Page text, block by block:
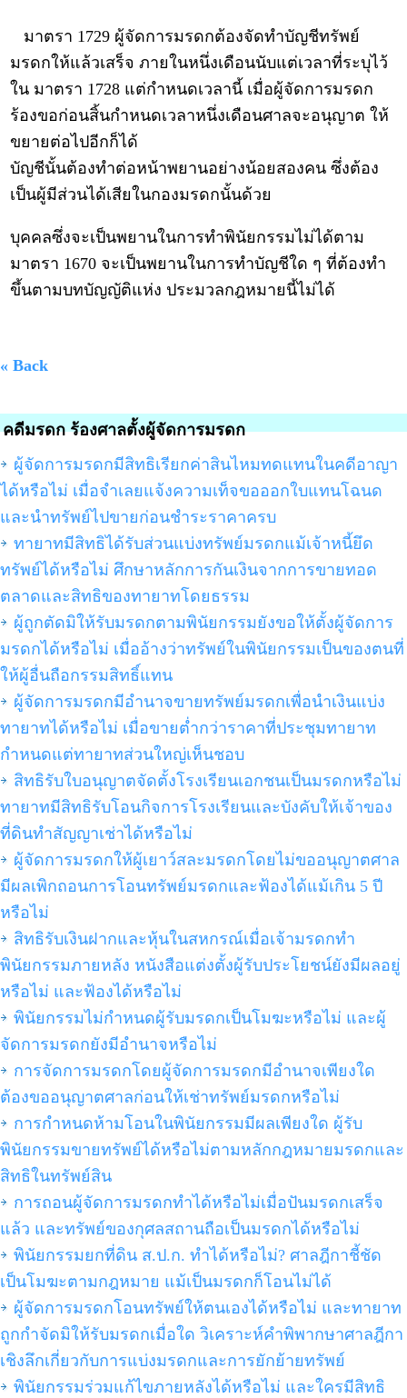
มาตรา 1729 ผู้จัดการมรดกต้องจัดทำบัญชีทรัพย์
มรดกให้แล้วเสร็จ ภายในหนึ่งเดือนนับแต่เวลาที่ระบุไว้
ใน มาตรา 1728 แต่กำหนดเวลานี้ เมื่อผู้จัดการมรดก
ร้องขอก่อนสิ้นกำหนดเวลาหนึ่งเดือนศาลจะอนุญาต ให้
ขยายต่อไปอีกก็ได้
บัญชีนั้นต้องทำต่อหน้าพยานอย่างน้อยสองคน ซึ่งต้อง
เป็นผู้มีส่วนได้เสียในกองมรดกนั้นด้วย
บุคคลซึ่งจะเป็นพยานในการทำพินัยกรรมไม่ได้ตาม
มาตรา 1670 จะเป็นพยานในการทำบัญชีใด ๆ ที่ต้องทำ
ขึ้นตามบทบัญญัติแห่ง ประมวลกฎหมายนี้ไม่ได้
« Back
คดีมรดก ร้องศาลตั้งผู้จัดการมรดก
ผู้จัดการมรดกมีสิทธิเรียกค่าสินไหมทดแทนในคดีอาญา
ได้หรือไม่ เมื่อจำเลยแจ้งความเท็จขอออกใบแทนโฉนด
และนำทรัพย์ไปขายก่อนชำระราคาครบ
ทายาทมีสิทธิได้รับส่วนแบ่งทรัพย์มรดกแม้เจ้าหนี้ยึด
ทรัพย์ได้หรือไม่ ศึกษาหลักการกันเงินจากการขายทอด
ตลาดและสิทธิของทายาทโดยธรรม
ผู้ถูกตัดมิให้รับมรดกตามพินัยกรรมยังขอให้ตั้งผู้จัดการ
มรดกได้หรือไม่ เมื่ออ้างว่าทรัพย์ในพินัยกรรมเป็นของตนที่
ให้ผู้อื่นถือกรรมสิทธิ์แทน
ผู้จัดการมรดกมีอำนาจขายทรัพย์มรดกเพื่อนำเงินแบ่ง
ทายาทได้หรือไม่ เมื่อขายต่ำกว่าราคาที่ประชุมทายาท
กำหนดแต่ทายาทส่วนใหญ่เห็นชอบ
สิทธิรับใบอนุญาตจัดตั้งโรงเรียนเอกชนเป็นมรดกหรือไม่
ทายาทมีสิทธิรับโอนกิจการโรงเรียนและบังคับให้เจ้าของ
ที่ดินทำสัญญาเช่าได้หรือไม่
ผู้จัดการมรดกให้ผู้เยาว์สละมรดกโดยไม่ขออนุญาตศาล
มีผลเพิกถอนการโอนทรัพย์มรดกและฟ้องได้แม้เกิน 5 ปี
หรือไม่
สิทธิรับเงินฝากและหุ้นในสหกรณ์เมื่อเจ้ามรดกทำ
พินัยกรรมภายหลัง หนังสือแต่งตั้งผู้รับประโยชน์ยังมีผลอยู่
หรือไม่ และฟ้องได้หรือไม่
พินัยกรรมไม่กำหนดผู้รับมรดกเป็นโมฆะหรือไม่ และผู้
จัดการมรดกยังมีอำนาจหรือไม่
การจัดการมรดกโดยผู้จัดการมรดกมีอำนาจเพียงใด
ต้องขออนุญาตศาลก่อนให้เช่าทรัพย์มรดกหรือไม่
การกำหนดห้ามโอนในพินัยกรรมมีผลเพียงใด ผู้รับ
พินัยกรรมขายทรัพย์ได้หรือไม่ตามหลักกฎหมายมรดกและ
สิทธิในทรัพย์สิน
การถอนผู้จัดการมรดกทำได้หรือไม่เมื่อปันมรดกเสร็จ
แล้ว และทรัพย์ของกุศลสถานถือเป็นมรดกได้หรือไม่
พินัยกรรมยกที่ดิน ส.ป.ก. ทำได้หรือไม่? ศาลฎีกาชี้ชัด
เป็นโมฆะตามกฎหมาย แม้เป็นมรดกก็โอนไม่ได้
ผู้จัดการมรดกโอนทรัพย์ให้ตนเองได้หรือไม่ และทายาท
ถูกกำจัดมิให้รับมรดกเมื่อใด วิเคราะห์คำพิพากษาศาลฎีกา
เชิงลึกเกี่ยวกับการแบ่งมรดกและการยักย้ายทรัพย์
พินัยกรรมร่วมแก้ไขภายหลังได้หรือไม่ และใครมีสิทธิ